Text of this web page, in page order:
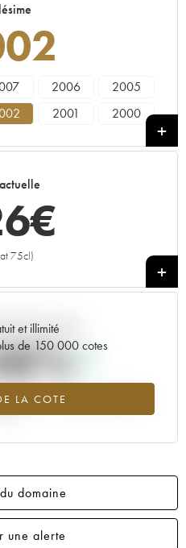
2006
2005
2001 2000
€
75cl)
+
et illimité
de 150 000 cotes
LA COTE
de la cote
2002 en 2026 par rapport à
du domaine
une alerte